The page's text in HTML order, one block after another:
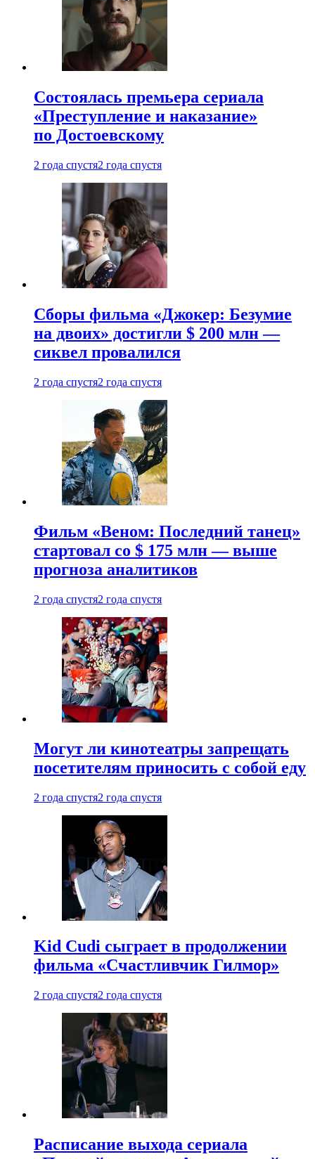
Состоялась премьера сериала
«Преступление и наказание»
по Достоевскому
2 года спустя2 года спустя
Сборы фильма «Джокер: Безумие
на двоих» достигли $ 200 млн —
сиквел провалился
2 года спустя2 года спустя
Фильм «Веном: Последний танец»
стартовал со $ 175 млн — выше
прогноза аналитиков
2 года спустя2 года спустя
Могут ли кинотеатры запрещать
посетителям приносить с собой еду
2 года спустя2 года спустя
Kid Cudi сыграет в продолжении
фильма «Счастливчик Гилмор»
2 года спустя2 года спустя
Расписание выхода сериала